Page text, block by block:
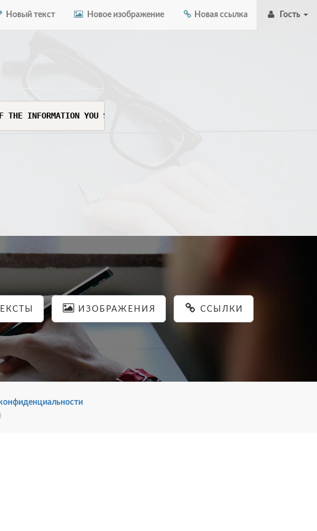
Новый текст Новое изображение Новая ссылка Гость
YOU SEE HERE. THIS INFORMATION IS SENSITIVE AND CAN
ИЗОБРАЖЕНИЯ ССЫЛКИ